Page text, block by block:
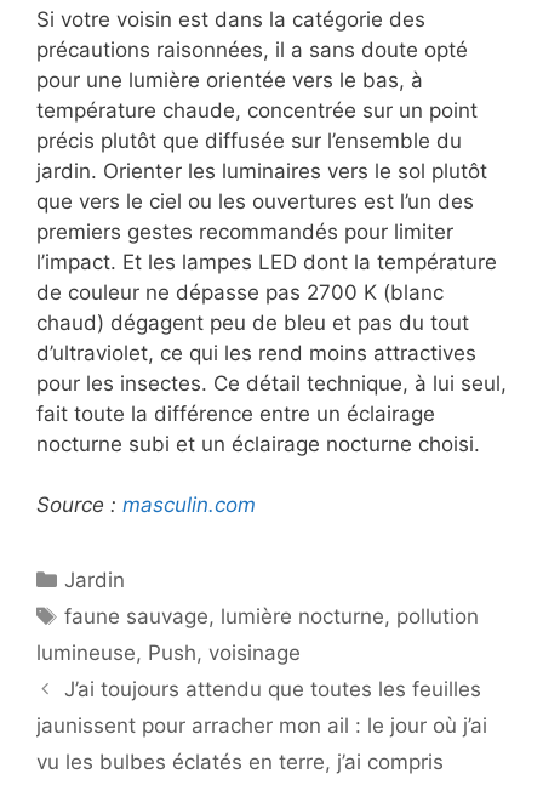
Si votre voisin est dans la catégorie des
précautions raisonnées, il a sans doute opté
pour une lumière orientée vers le bas, à
température chaude, concentrée sur un point
précis plutôt que diffusée sur l’ensemble du
jardin. Orienter les luminaires vers le sol plutôt
que vers le ciel ou les ouvertures est l’un des
premiers gestes recommandés pour limiter
l’impact. Et les lampes LED dont la température
de couleur ne dépasse pas 2700 K (blanc
chaud) dégagent peu de bleu et pas du tout
d’ultraviolet, ce qui les rend moins attractives
pour les insectes. Ce détail technique, à lui seul,
fait toute la différence entre un éclairage
nocturne subi et un éclairage nocturne choisi.
Source : masculin.com
Catégories
Jardin
Étiquettes
faune sauvage, lumière nocturne, pollution
lumineuse, Push, voisinage
J’ai toujours attendu que toutes les feuilles
jaunissent pour arracher mon ail : le jour où j’ai
vu les bulbes éclatés en terre, j’ai compris